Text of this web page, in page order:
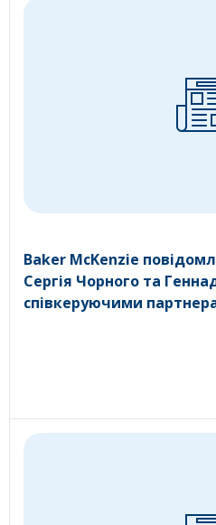
Baker McKenzie
Сергія Чорного та
співкеруючими